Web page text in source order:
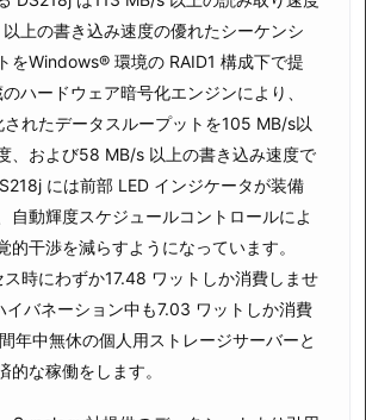
上の書き込み速度の優れたシーケンシ
をWindows® 環境の RAID1 構成下で提
ハードウェア暗号化エンジンにより、
れたデータスループットを105 MB/s以
、および58 MB/s 以上の書き込み速度で
には前部 LED インジケータが装備
自動輝度スケジュールコントロールによ
的干渉を減らすようになっています。
時にわずか17.48 ワットしか消費しませ
イバネーション中も7.03 ワットしか消費
年中無休の個人用ストレージサーバーと
的な稼働をします。